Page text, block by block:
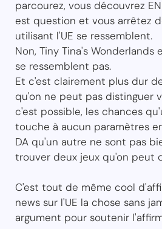
parcourez, vous découvrez
est question et vous arrêtez
utilisant l'UE se ressemblent.
Non, Tiny Tina's Wonderlands
se ressemblent pas.
Et c'est clairement plus dur
qu'on ne peut pas distinguer
c'est possible, les chances
touche à aucun paramètres
DA qu'un autre ne sont pas
trouver deux jeux qu'on peut
C'est tout de même cool
news sur l'UE la chose sans
argument pour soutenir